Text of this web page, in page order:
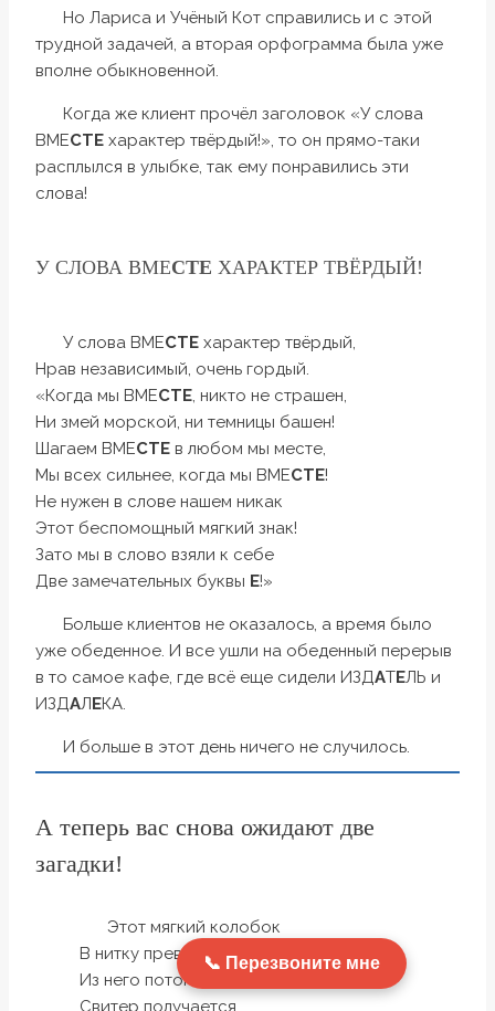
Но Лариса и Учёный Кот справились и с этой
трудной задачей, а вторая орфограмма была уже
вполне обыкновенной.
Когда же клиент прочёл заголовок «У слова
ВМЕСТЕ характер твёрдый!», то он прямо-таки
расплылся в улыбке, так ему понравились эти
слова!
У СЛОВА ВМЕСТЕ ХАРАКТЕР ТВЁРДЫЙ!
У слова ВМЕСТЕ характер твёрдый,
Нрав независимый, очень гордый.
«Когда мы ВМЕСТЕ , никто не страшен,
Ни змей морской, ни темницы башен!
Шагаем ВМЕСТЕ в любом мы месте,
Мы всех сильнее, когда мы ВМЕСТЕ!
Не нужен в слове нашем никак
Этот беспомощный мягкий знак!
Зато мы в слово взяли к себе
Две замечательных буквы Е!»
Больше клиентов не оказалось, а время было
уже обеденное. И все ушли на обеденный перерыв
в то самое кафе, где всё еще сидели ИЗДАТЕЛЬ и
ИЗДАЛЕКА.
И больше в этот день ничего не случилось.
А теперь вас снова ожидают две
загадки!
Этот мягкий колобок
В нитку превращается!
Из него потом носок,
Свитер получается.
Перезвоните мне